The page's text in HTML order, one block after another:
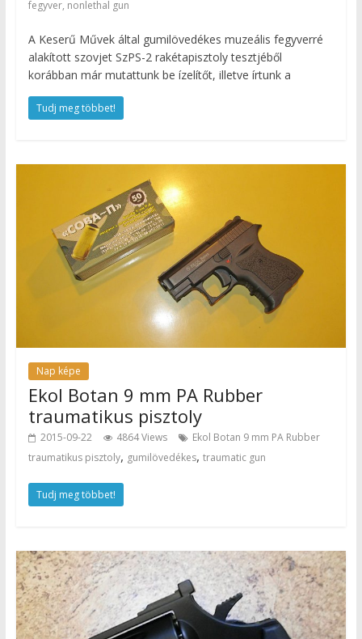
fegyver, nonlethal gun
A Keserű Művek által gumilövedékes muzeális fegyverré
alakított szovjet SzPS-2 rakétapisztoly tesztjéből
korábban már mutattunk be ízelítőt, illetve írtunk a
Tudj meg többet!
Nap képe
Ekol Botan 9 mm PA Rubber
traumatikus pisztoly
2015-09-22 4864 Views
Ekol Botan 9 mm PA Rubber
traumatikus pisztoly, gumilövedékes, traumatic gun
Tudj meg többet!